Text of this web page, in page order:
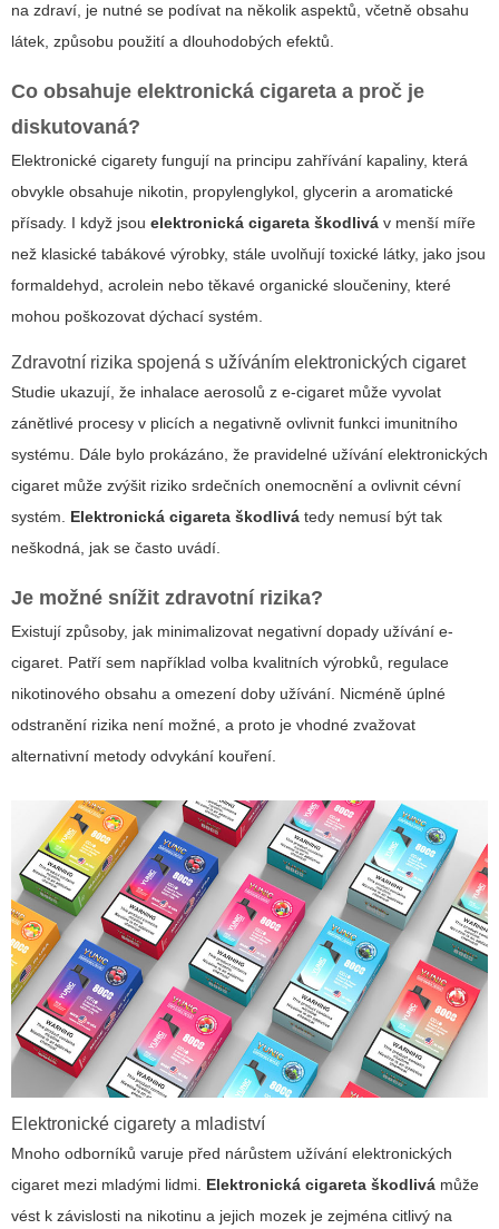
na zdraví, je nutné se podívat na několik aspektů, včetně obsahu
látek, způsobu použití a dlouhodobých efektů.
Co obsahuje elektronická cigareta a proč je
diskutovaná?
Elektronické cigarety fungují na principu zahřívání kapaliny, která
obvykle obsahuje nikotin, propylenglykol, glycerin a aromatické
přísady. I když jsou elektronická cigareta škodlivá v menší míře
než klasické tabákové výrobky, stále uvolňují toxické látky, jako jsou
formaldehyd, acrolein nebo těkavé organické sloučeniny, které
mohou poškozovat dýchací systém.
Zdravotní rizika spojená s užíváním elektronických cigaret
Studie ukazují, že inhalace aerosolů z e-cigaret může vyvolat
zánětlivé procesy v plicích a negativně ovlivnit funkci imunitního
systému. Dále bylo prokázáno, že pravidelné užívání elektronických
cigaret může zvýšit riziko srdečních onemocnění a ovlivnit cévní
systém. Elektronická cigareta škodlivá tedy nemusí být tak
neškodná, jak se často uvádí.
Je možné snížit zdravotní rizika?
Existují způsoby, jak minimalizovat negativní dopady užívání e-
cigaret. Patří sem například volba kvalitních výrobků, regulace
nikotinového obsahu a omezení doby užívání. Nicméně úplné
odstranění rizika není možné, a proto je vhodné zvažovat
alternativní metody odvykání kouření.
Elektronické cigarety a mladiství
Mnoho odborníků varuje před nárůstem užívání elektronických
cigaret mezi mladými lidmi. Elektronická cigareta škodlivá může
vést k závislosti na nikotinu a jejich mozek je zejména citlivý na